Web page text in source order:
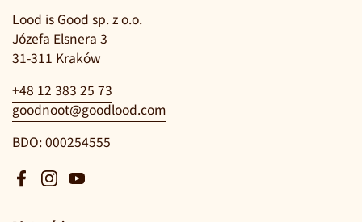
Lood is Good sp. z o.o.
Józefa Elsnera 3
31-311 Kraków
+48 12 383 25 73
goodnoot@goodlood.com
BDO: 000254555
Facebook
Instagram
YouTube